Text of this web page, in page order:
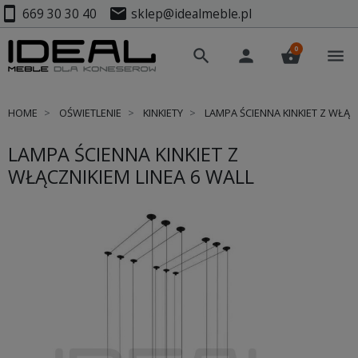
smartphone 669 30 30 40 mail sklep@idealmeble.pl
search person shopping_basket
0 menu
HOME OŚWIETLENIE KINKIETY LAMPA ŚCIENNA KINKIET Z
LAMPA ŚCIENNA KINKIET Z
WŁĄCZNIKIEM LINEA 6 WALL